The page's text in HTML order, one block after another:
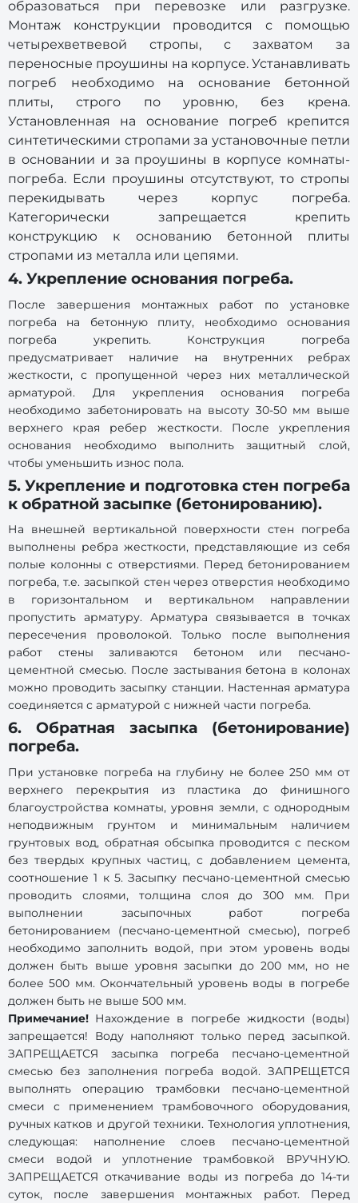
образоваться при перевозке или разгрузке.
Монтаж конструкции проводится с помощью
четырехветвевой стропы, с захватом за
переносные проушины на корпусе. Устанавливать
погреб необходимо на основание бетонной
плиты, строго по уровню, без крена.
Установленная на основание погреб крепится
синтетическими стропами за установочные петли
в основании и за проушины в корпусе комнаты-
погреба. Если проушины отсутствуют, то стропы
перекидывать через корпус погреба.
Категорически запрещается крепить
конструкцию к основанию бетонной плиты
стропами из металла или цепями.
4. Укрепление основания погреба.
После завершения монтажных работ по установке
погреба на бетонную плиту, необходимо основания
погреба укрепить. Конструкция погреба
предусматривает наличие на внутренних ребрах
жесткости, с пропущенной через них металлической
арматурой. Для укрепления основания погреба
необходимо забетонировать на высоту 30-50 мм выше
верхнего края ребер жесткости. После укрепления
основания необходимо выполнить защитный слой,
чтобы уменьшить износ пола.
5. Укрепление и подготовка стен погреба
к обратной засыпке (бетонированию).
На внешней вертикальной поверхности стен погреба
выполнены ребра жесткости, представляющие из себя
полые колонны с отверстиями. Перед бетонированием
погреба, т.е. засыпкой стен через отверстия необходимо
в горизонтальном и вертикальном направлении
пропустить арматуру. Арматура связывается в точках
пересечения проволокой. Только после выполнения
работ стены заливаются бетоном или песчано-
цементной смесью. После застывания бетона в колонах
можно проводить засыпку станции. Настенная арматура
соединяется с арматурой с нижней части погреба.
6. Обратная засыпка (бетонирование)
погреба.
При установке погреба на глубину не более 250 мм от
верхнего перекрытия из пластика до финишного
благоустройства комнаты, уровня земли, с однородным
неподвижным грунтом и минимальным наличием
грунтовых вод, обратная обсыпка проводится с песком
без твердых крупных частиц, с добавлением цемента,
соотношение 1 к 5. Засыпку песчано-цементной смесью
проводить слоями, толщина слоя до 300 мм. При
выполнении засыпочных работ погреба
бетонированием (песчано-цементной смесью), погреб
необходимо заполнить водой, при этом уровень воды
должен быть выше уровня засыпки до 200 мм, но не
более 500 мм. Окончательный уровень воды в погребе
должен быть не выше 500 мм.
Примечание! Нахождение в погребе жидкости (воды)
запрещается! Воду наполняют только перед засыпкой.
ЗАПРЕЩАЕТСЯ засыпка погреба песчано-цементной
смесью без заполнения погреба водой. ЗАПРЕЩЕТСЯ
выполнять операцию трамбовки песчано-цементной
смеси с применением трамбовочного оборудования,
ручных катков и другой техники. Технология уплотнения,
следующая: наполнение слоев песчано-цементной
смеси водой и уплотнение трамбовкой ВРУЧНУЮ.
ЗАПРЕЩАЕТСЯ откачивание воды из погреба до 14-ти
суток, после завершения монтажных работ. Перед